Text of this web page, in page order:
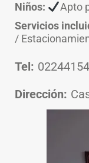
Niños:
Apto
Servicios
/
Tel:
Dirección: